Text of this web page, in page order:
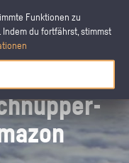
Funktionen zu
du fortfährst, stimmst